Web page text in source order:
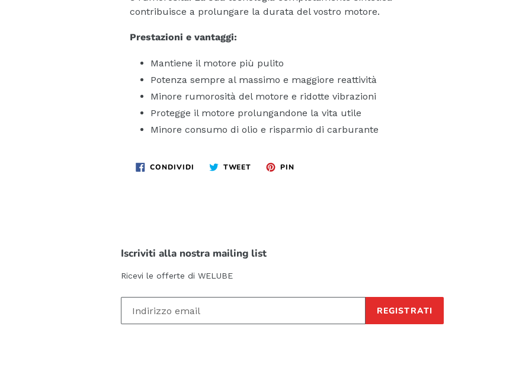
contribuisce a prolungare la durata del vostro motore.
Prestazioni e vantaggi:
Mantiene il motore più pulito
Potenza sempre al massimo e maggiore reattività
Minore rumorosità del motore e ridotte vibrazioni
Protegge il motore prolungandone la vita utile
Minore consumo di olio e risparmio di carburante
CONDIVIDI CONDIVIDITWEET TWITTAPIN
Iscriviti alla nostra mailing list
Ricevi le offerte di WELUBE
REGISTRATI